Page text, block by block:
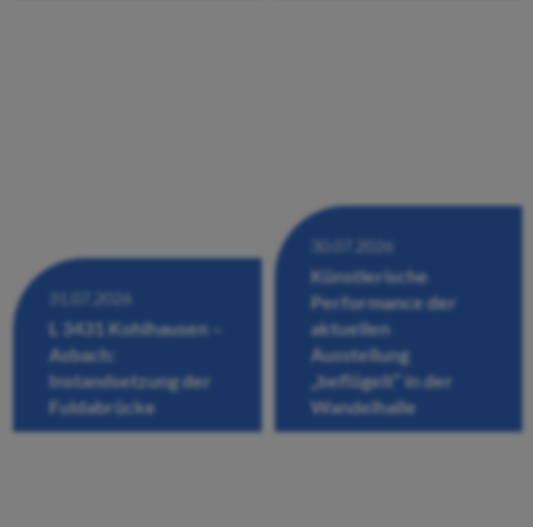
31.07.2026
L 3431 Kohlhausen –
Asbach:
Instandsetzung der
Fuldabrücke
30.07.2026
Künstlerische
Performance der
aktuellen
Ausstellung
„beflügelt“ in der
Wandelhalle